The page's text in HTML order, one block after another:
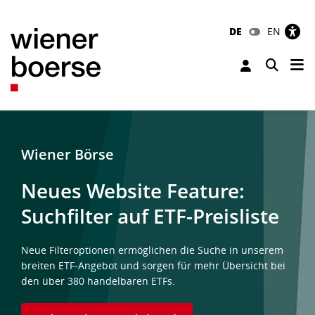
DE EN
Toggle
Wiener Börse
Neues Website Feature:
Suchfilter auf ETF-Preisliste
Neue Filteroptionen ermöglichen die Suche in unserem
breiten ETF-Angebot und sorgen für mehr Übersicht bei
den über 380 handelbaren ETFs.